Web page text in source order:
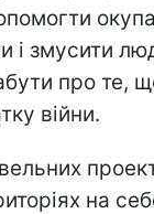
і змусити
про те,
війни.
на